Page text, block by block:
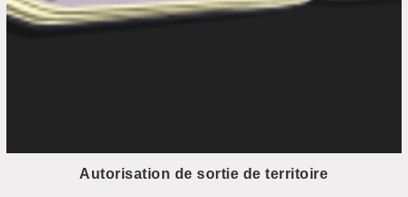
Autorisation de sortie de territoire